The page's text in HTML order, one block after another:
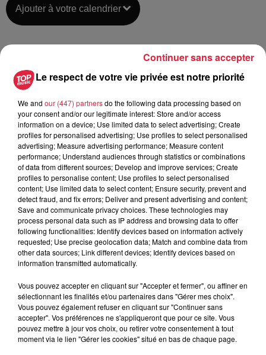
Ajouter à votre calendrier
26 janvier 2020 à 0h00
au26 janvier 2020 à 0h00
Lieu HAGUENAU (67)
Organisateur https://rugby-haguenau.fr/
Tarif Gratuit
Le respect de votre vie privée est notre priorité
We and our (447) partnersdo the following data processing based on
your consent and/or our legitimate interest: Store and/or access
information on a device; Use limited data to select advertising; Create
profiles for personalised advertising; Use profiles to select personalised
advertising; Measure advertising performance; Measure content
performance; Understand audiences through statistics or combinations
of data from different sources; Develop and improve services; Create
profiles to personalise content; Use profiles to select personalised
content; Use limited data to select content; Ensure security, prevent and
detect fraud, and fix errors; Deliver and present advertising and content;
Save and communicate privacy choices. These technologies may
process personal data such as IP address and browsing data to offer
following functionalities: Identify devices based on information actively
requested; Use precise geolocation data; Match and combine data from
other data sources; Link different devices; Identify devices based on
information transmitted automatically.
Vous pouvez accepter en cliquant sur "Accepter et fermer", ou affiner en
sélectionnant les finalités et/ou partenaires dans "Gérer mes choix".
Vous pouvez également refuser en cliquant sur "Continuer sans
accepter". Vos préférences ne s'appliqueront que pour ce site. Vous
pouvez mettre à jour vos choix, ou retirer votre consentement à tout
moment via le lien "Gérer les cookies" situé en bas de chaque page.
Continuer sans accepter